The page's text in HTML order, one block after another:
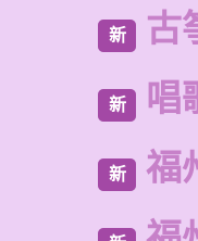
新 古
新 唱
新 福